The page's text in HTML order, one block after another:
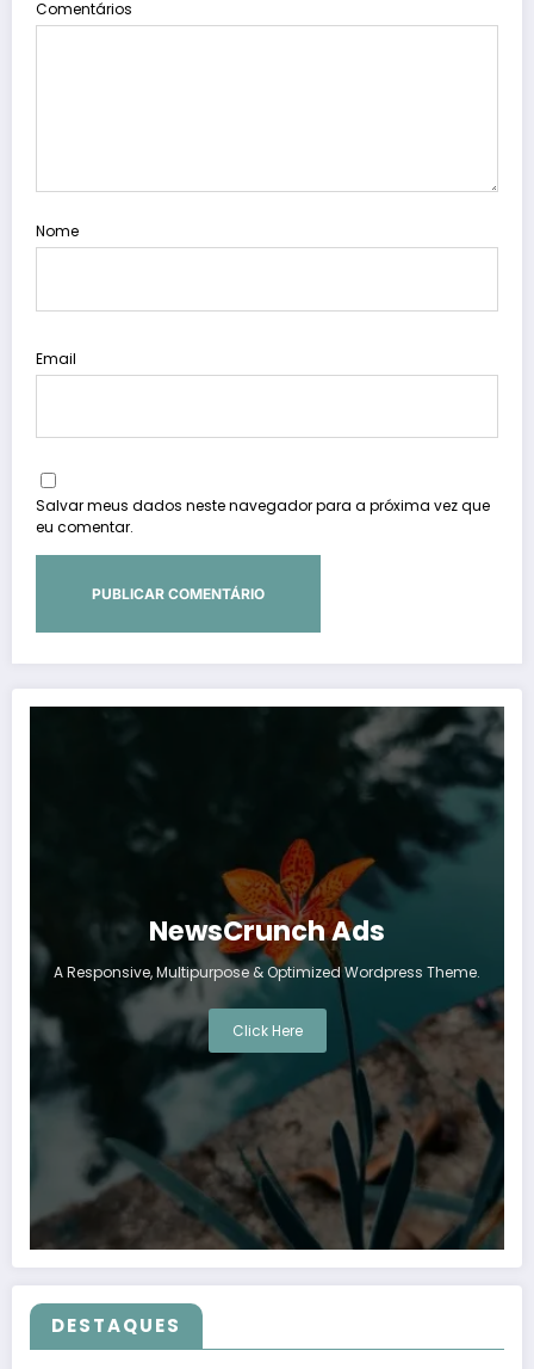
Comentários
Nome
Email
Salvar meus dados neste navegador para a próxima vez que
eu comentar.
NewsCrunch Ads
A Responsive, Multipurpose & Optimized Wordpress Theme.
Click Here
DESTAQUES